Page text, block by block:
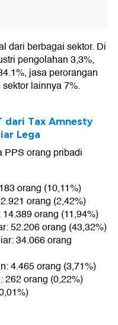
dari berbagai sektor. Di
pengolahan 3,3%,
jasa perorangan
lainnya 7%.
dari Tax Amnesty
Lega
PPS orang pribadi
orang (10,11%)
orang (2,42%)
orang (11,94%)
52.206 orang (43,32%)
34.066 orang
4.465 orang (3,71%)
262 orang (0,22%)